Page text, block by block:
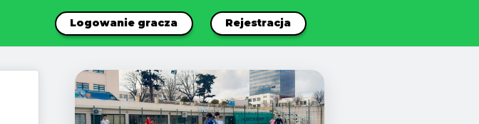
Logowanie gracza Rejestracja